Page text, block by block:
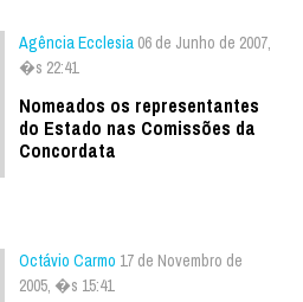
Agência Ecclesia 06 de Junho de 2007,
�s 22:41
Nomeados os representantes
do Estado nas Comissões da
Concordata
Octávio Carmo 17 de Novembro de
2005, �s 15:41